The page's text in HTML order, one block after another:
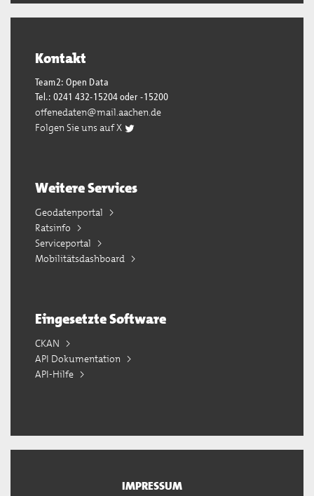
Kontakt
Team2: Open Data
Tel.: 0241 432-15204 oder -15200
offenedaten@mail.aachen.de
Folgen Sie uns auf X
Weitere Services
Geodatenportal
Ratsinfo
Serviceportal
Mobilitätsdashboard
Eingesetzte Software
CKAN
API Dokumentation
API-Hilfe
IMPRESSUM